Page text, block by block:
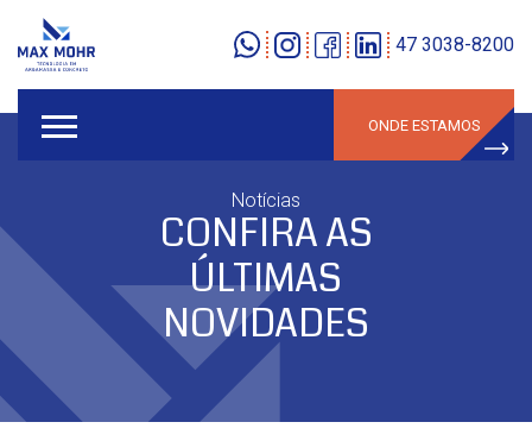
47 3038-8200
ONDE ESTAMOS
Notícias
CONFIRA AS
ÚLTIMAS
NOVIDADES